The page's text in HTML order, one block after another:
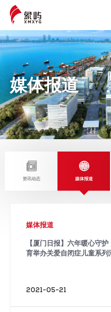
媒体报道

资讯动态

媒体报道
媒体报道
【厦门日报】六年暖心守
育举办关爱自闭症儿童系列
2021-05-21